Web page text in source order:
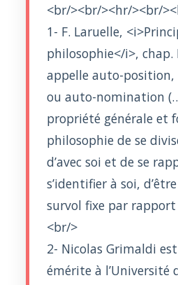
<br/><br/><hr/><br/
1- F. Laruelle,
philosophie</i>, chap.
appelle auto-
ou auto-nomination
propriété générale et
philosophie de se
d’avec soi et de se
s’identifier à soi,
survol fixe par rapport
<br/>
2- Nicolas Grimaldi
émérite à l’Université